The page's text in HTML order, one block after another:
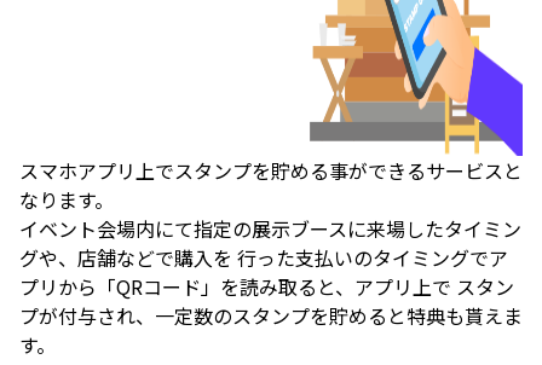
スマホアプリ上でスタンプを貯める事ができるサービスと
なります。
イベント会場内にて指定の展示ブースに来場したタイミン
グや、店舗などで購入を 行った支払いのタイミングでア
プリから「QRコード」を読み取ると、アプリ上で スタン
プが付与され、一定数のスタンプを貯めると特典も貰えま
す。